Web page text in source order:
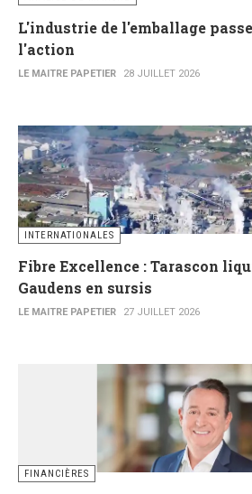
L'industrie de l'emballage
l'action
LE MAITRE PAPETIER 28 JUILLET 2026
INTERNATIONALES
Fibre Excellence : Tarascon
Gaudens en sursis
LE MAITRE PAPETIER 27 JUILLET 2026
FINANCIÈRES